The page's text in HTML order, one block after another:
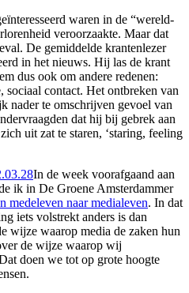
waren in de “wereld-
veroorzaakte. Maar dat
De gemiddelde krantenlezer
in het nieuws. Hij las de krant
dus ook om andere redenen:
sociaal contact. Het ontbreken van
nader te omschrijven gevoel van
dat hij bij gebrek aan
uit zat te staren, ‘staring, feeling
In de week voorafgaand aan
ik in De Groene Amsterdammer
medeleven naar medialeven. In dat
iets volstrekt anders is dan
wijze waarop media de zaken hun
de wijze waarop wij
doen we tot op grote hoogte